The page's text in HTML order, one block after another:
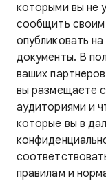
которыми вы не
сообщить
опубликовать
документы. В
ваших
вы размещаете
аудиториями и
которые вы в
правилам и